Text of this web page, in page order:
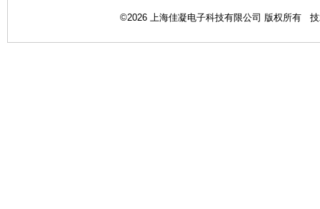
©2026 上海佳凝电子科技有限公司 版权所有